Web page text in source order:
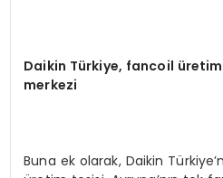
Daikin Türkiye, fancoil
merkezi
Buna ek olarak, Daikin